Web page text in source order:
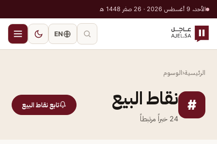
الأحد، 9 أغسطس 2026 · 26 صفر 1448 هـ
EN
الرئيسية‹الوسوم
# نقاط البيع
24 خبراً مرتبطاً
تابع نقاط البيع